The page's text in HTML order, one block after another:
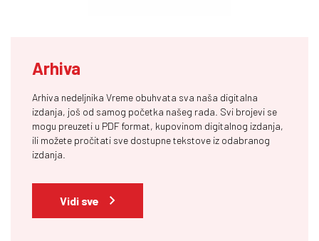
Arhiva
Arhiva nedeljnika Vreme obuhvata sva naša digitalna
izdanja, još od samog početka našeg rada. Svi brojevi se
mogu preuzeti u PDF format, kupovinom digitalnog izdanja,
ili možete pročitati sve dostupne tekstove iz odabranog
izdanja.
Vidi sve